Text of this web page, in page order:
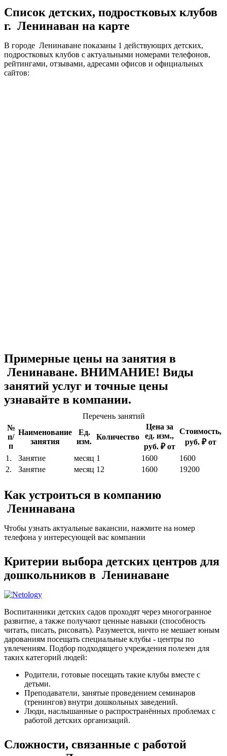
Список детских, подростковых клубов
г. Ленинаван на карте
В городе Ленинаване показаны 1 действующих детских,
подростковых клубов с актуальными номерами телефонов,
рейтингами, отзывами, адресами офисов и официальных
сайтов:
Примерные цены на занятия в
Ленинаване. ВНИМАНИЕ! Виды
занятий услуг и точные цены
узнавайте в компании.
Перечень занятий
№
п/
п
Наименование
занятия
Ед.
изм.
Количество
Цена за
ед. изм.,
руб. ₽ от
Стоимость,
руб. ₽ от
1.
Занятие месяц 1 1600
1600
2.
Занятие месяц 12 1600 19200
Как устроиться в компанию
Ленинавана
Чтобы узнать актуальные вакансии, нажмите на номер
телефона у интересующей вас компании
Критерии выбора детских центров для
дошкольников в Ленинаване
Воспитанники детских садов проходят через многогранное
развитие, а также получают ценные навыки (способность
читать, писать, рисовать). Разумеется, ничто не мешает юным
дарованиям посещать специальные клубы - центры по
увлечениям. Подбор подходящего учреждения полезен для
таких категорий людей:
Родители, готовые посещать такие клубы вместе с
детьми.
Преподаватели, занятые проведением семинаров
(тренингов) внутри дошкольных заведений.
Люди, наслышанные о распространённых проблемах с
работой детских организаций.
Сложности, связанные с работой